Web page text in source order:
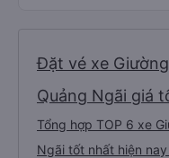
Đặt vé xe
Quảng Ngãi giá
Tổng hợp TOP 6 xe
Ngãi tốt nhất hiện